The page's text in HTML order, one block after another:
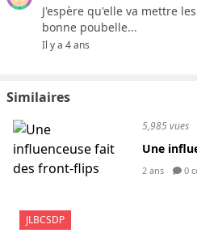
J'espère qu'elle va mettre
bonne poubelle...
Il y a 4 ans
Similaires
JLBCSDP
5,985 vues
Une
2 ans 0